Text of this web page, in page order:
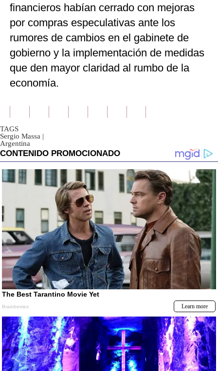
financieros habían cerrado con mejoras
por compras especulativas ante los
rumores de cambios en el gabinete de
gobierno y la implementación de medidas
que den mayor claridad al rumbo de la
economía.
TAGS
Sergio Massa |
Argentina